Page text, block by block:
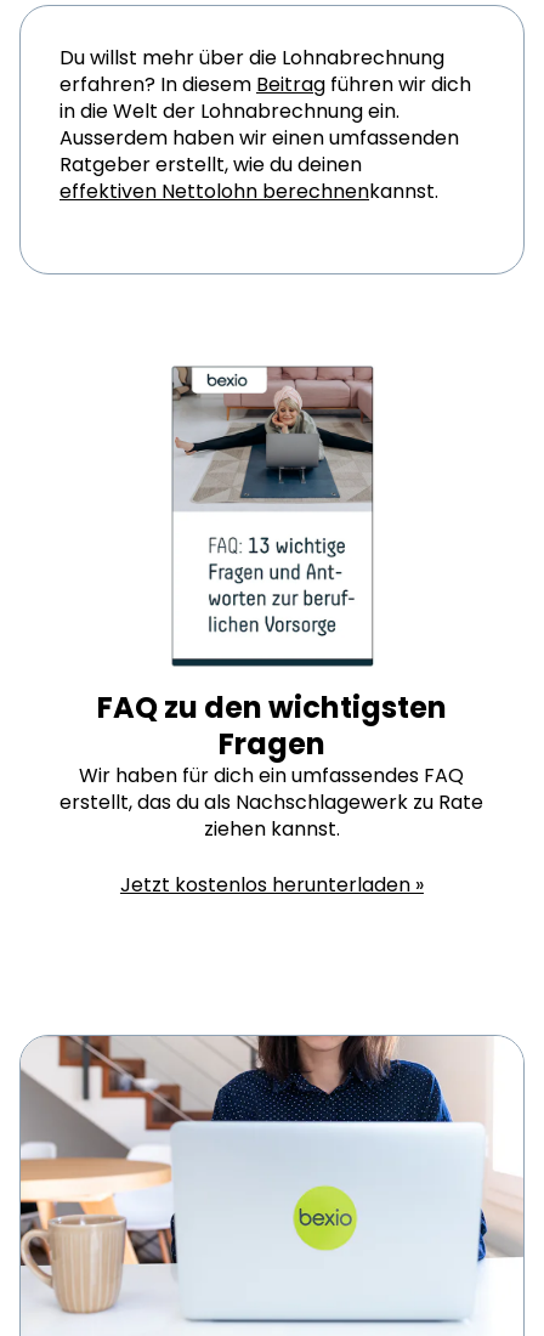
Du willst mehr über die Lohnabrechnung
erfahren? In diesem Beitrag führen wir dich
in die Welt der Lohnabrechnung ein.
Ausserdem haben wir einen umfassenden
Ratgeber erstellt, wie du deinen
effektiven Nettolohn berechnenkannst.
FAQ zu den wichtigsten
Fragen
Wir haben für dich ein umfassendes FAQ
erstellt, das du als Nachschlagewerk zu Rate
ziehen kannst.
Jetzt kostenlos herunterladen »